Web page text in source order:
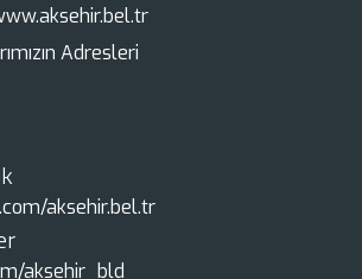
Adresleri
aksehir.bel.tr
aksehir_bld